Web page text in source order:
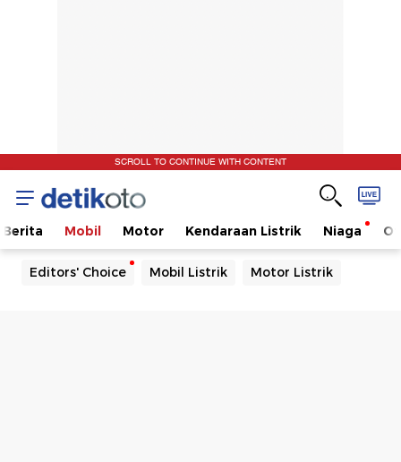
SCROLL TO CONTINUE WITH CONTENT
Berita Mobil Motor Kendaraan Listrik Niaga
Editors' Choice Mobil Listrik Motor Listrik